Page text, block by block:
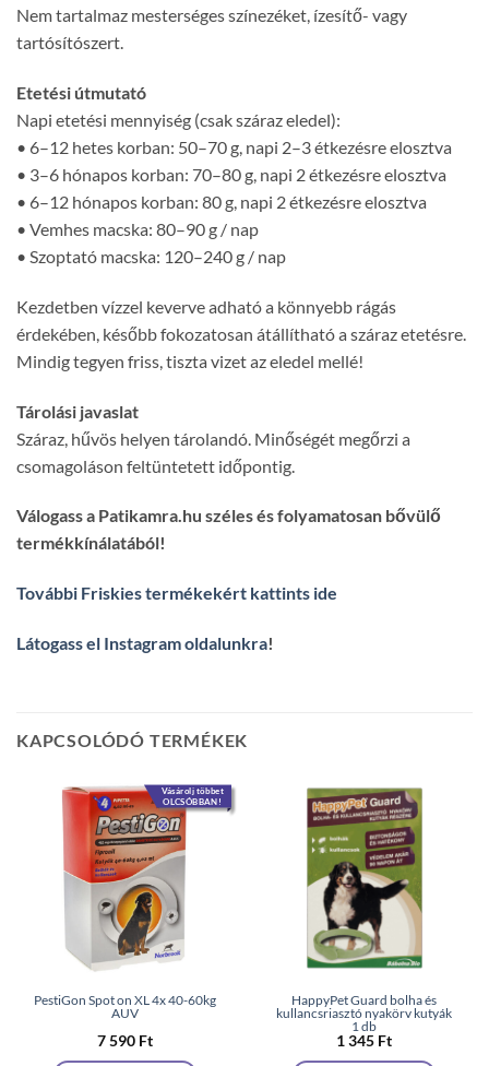
Nem tartalmaz mesterséges színezéket, ízesítő- vagy
tartósítószert.
Etetési útmutató
Napi etetési mennyiség (csak száraz eledel):
• 6–12 hetes korban: 50–70 g, napi 2–3 étkezésre elosztva
• 3–6 hónapos korban: 70–80 g, napi 2 étkezésre elosztva
• 6–12 hónapos korban: 80 g, napi 2 étkezésre elosztva
• Vemhes macska: 80–90 g / nap
• Szoptató macska: 120–240 g / nap
Kezdetben vízzel keverve adható a könnyebb rágás
érdekében, később fokozatosan átállítható a száraz etetésre.
Mindig tegyen friss, tiszta vizet az eledel mellé!
Tárolási javaslat
Száraz, hűvös helyen tárolandó. Minőségét megőrzi a
csomagoláson feltüntetett időpontig.
Válogass a Patikamra.hu széles és folyamatosan bővülő
termékkínálatából!
További Friskies termékekért kattints ide
Látogass el Instagram oldalunkra!
KAPCSOLÓDÓ TERMÉKEK
Vásárolj többet
OLCSÓBBAN!
PestiGon Spot on XL 4x 40-60kg
AUV
7 590 Ft
HappyPet Guard bolha és
kullancsriasztó nyakörv kutyák
1 db
1 345 Ft